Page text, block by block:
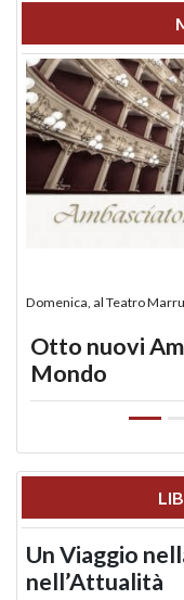
Domenica, al Teatro
Otto nuovi
Mondo
Un Viaggio
nell’Attualità